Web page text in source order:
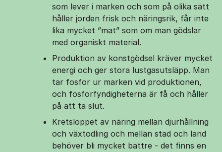
som lever i marken och som på olika sätt
håller jorden frisk och näringsrik, får inte
lika mycket ”mat” som om man gödslar
med organiskt material.
Produktion av konstgödsel kräver mycket
energi och ger stora lustgasutsläpp. Man
tar fosfor ur marken vid produktionen,
och fosforfyndigheterna är få och håller
på att ta slut.
Kretsloppet av näring mellan djurhållning
och växtodling och mellan stad och land
behöver bli mycket bättre - det finns en